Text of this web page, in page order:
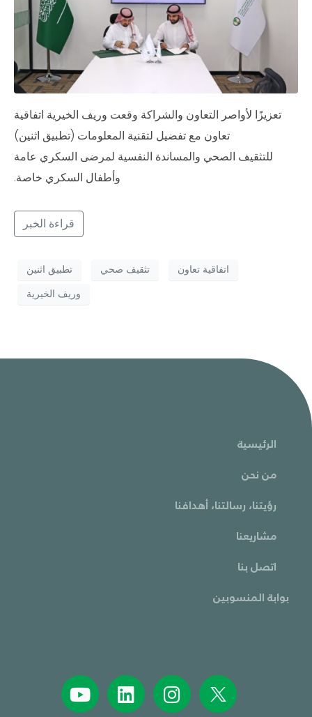
تعزيزًا لأواصر التعاون والشراكة وقعت وريف الخيرية اتفاقية
تعاون مع تفضيل لتقنية المعلومات (تطبيق اثنين)
للتثقيف الصحي والمساندة النفسية لمرضى السكري عامة
وأطفال السكري خاصة.
قراءة الخبر
اتفاقية تعاون تثقيف صحي
تطبيق اثنين
وريف الخيرية
الرئيسية
من نحن
رؤيتنا، رسالتنا، أهدافنا
مشاريعنا
اتصل بنا
بوابة المنسوبين